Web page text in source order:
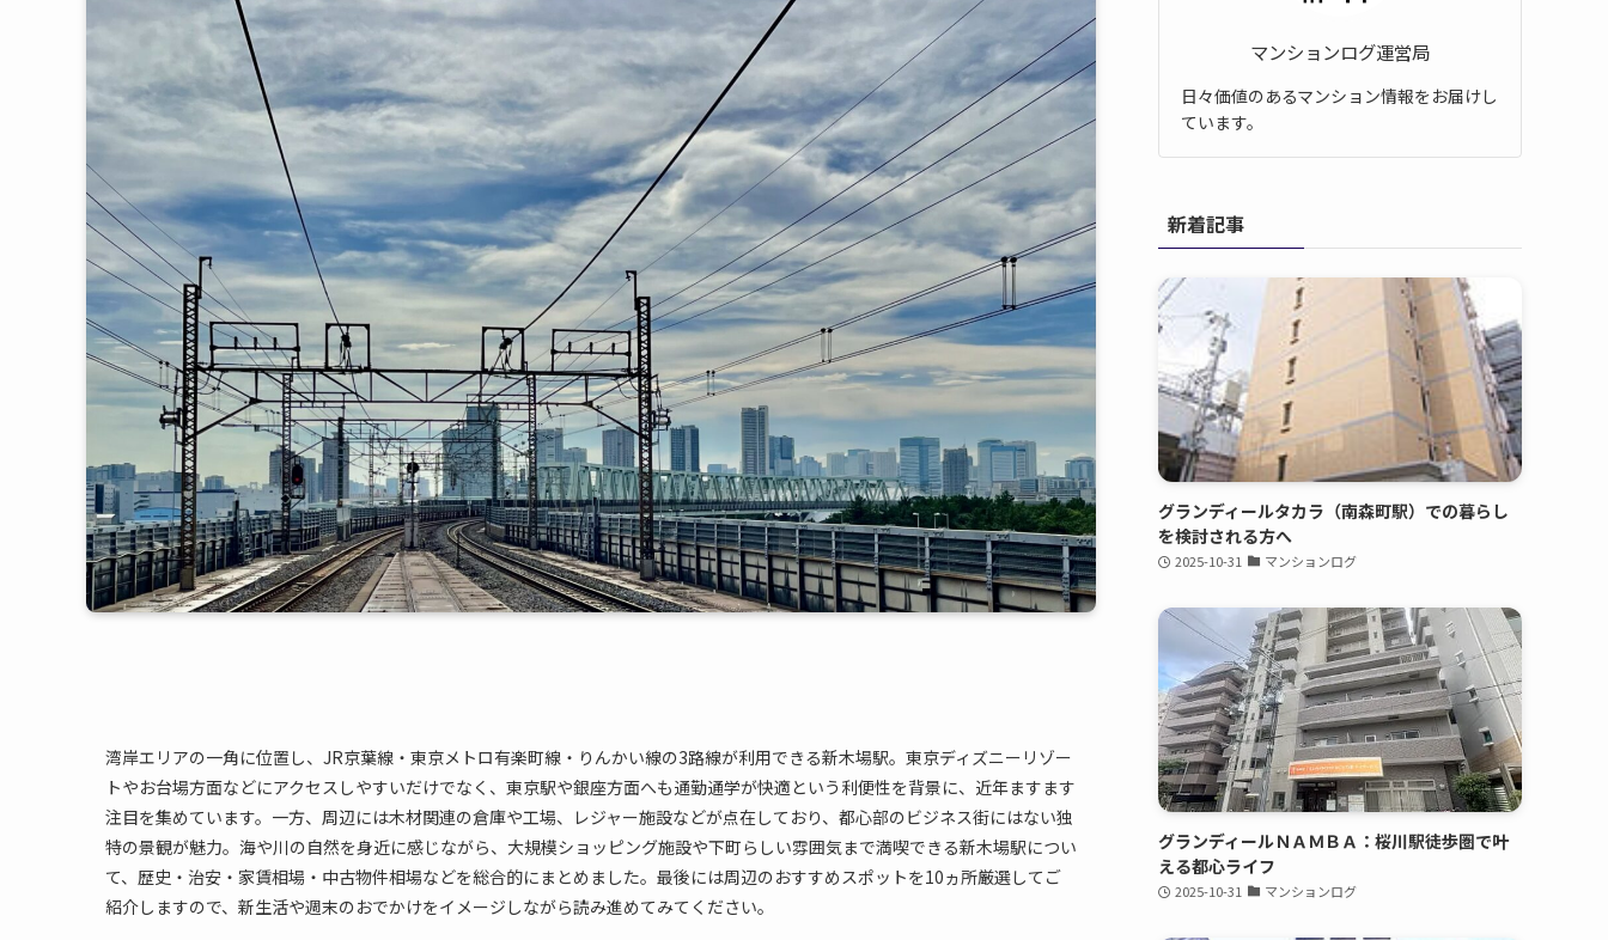
湾岸エリアの一角に位置し、JR京葉線・東京メトロ有楽町線・りんかい線の3路線が利用できる新木場駅。東京ディズニーリゾー
トやお台場方面などにアクセスしやすいだけでなく、東京駅や銀座方面へも通勤通学が快適という利便性を背景に、近年ますます
注目を集めています。一方、周辺には木材関連の倉庫や工場、レジャー施設などが点在しており、都心部のビジネス街にはない独
特の景観が魅力。海や川の自然を身近に感じながら、大規模ショッピング施設や下町らしい雰囲気まで満喫できる新木場駅につい
て、歴史・治安・家賃相場・中古物件相場などを総合的にまとめました。最後には周辺のおすすめスポットを10ヵ所厳選してご
紹介しますので、新生活や週末のおでかけをイメージしながら読み進めてみてください。
マンションログ運営局
日々価値のあるマンション情報をお届けし
ています。
新着記事
グランディールタカラ（南森町駅）での暮らし
を検討される方へ
2025-10-31 マンションログ
グランディールＮＡＭＢＡ：桜川駅徒歩圏で叶
える都心ライフ
2025-10-31 マンションログ